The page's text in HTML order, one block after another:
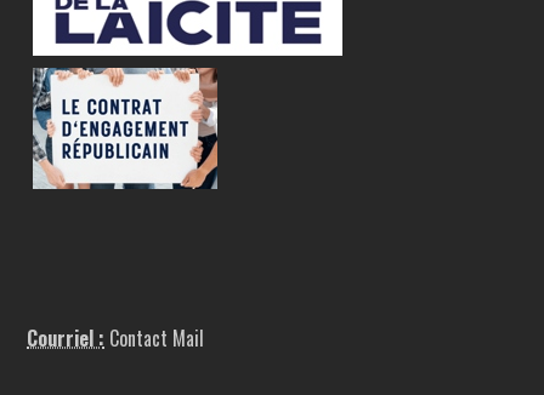
Courriel : Contact Mail